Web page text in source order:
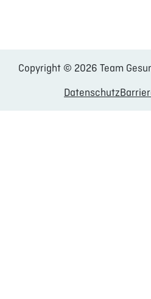
Copyright © 2026 Team
Datenschutz